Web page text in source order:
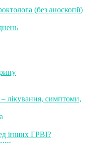
(без аноскопії)
– лікування, симптоми,
інших ГРВІ?